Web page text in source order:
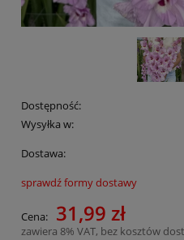
Dostępność:
Wysyłka w:
Dostawa:
Cena nie zawiera
sprawdź formy dostawy
Cena: 31,99 zł
zawiera 8% VAT, bez kosztów